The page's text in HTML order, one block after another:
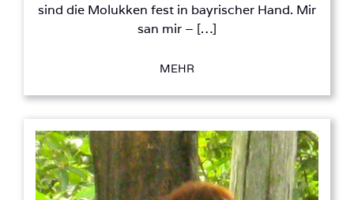
sind die Molukken fest in bayrischer Hand. Mir
san mir – […]
MEHR